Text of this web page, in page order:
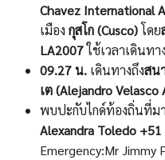
Chavez International
เมือง กุสโก (Cusco)โดย
LA2007ใช้เวลาเดินท
09.27 น. เดินทางถึงสน
เต (Alejandro Velasco
พบปะกับไกด์ท้องถิ่นที่ม
Alexandra Toledo
Emergency:Mr